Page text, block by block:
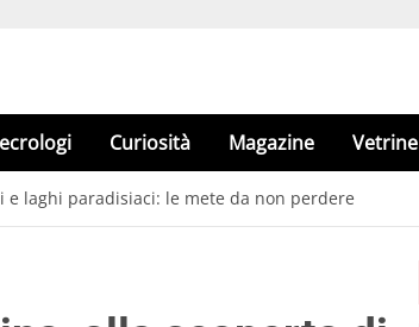
Curiosità Magazine Vetrine
laghi paradisiaci: le mete da non perdere